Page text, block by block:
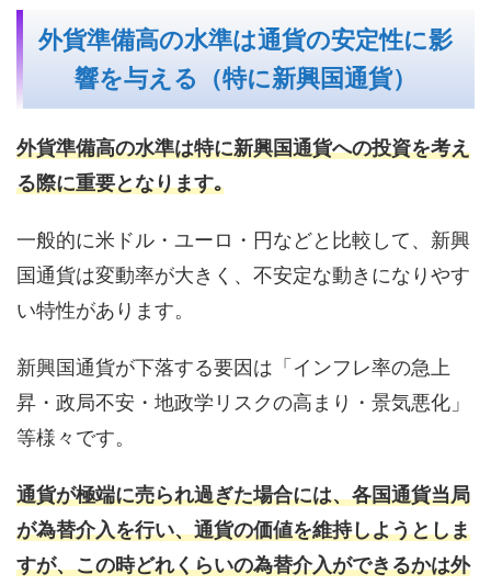
外貨準備高の水準は通貨の安定性に影
響を与える（特に新興国通貨）
外貨準備高の水準は特に新興国通貨への投資を考え
る際に重要となります｡
一般的に米ドル・ユーロ・円などと比較して、新興
国通貨は変動率が大きく、不安定な動きになりやす
い特性があります。
新興国通貨が下落する要因は「インフレ率の急上
昇・政局不安・地政学リスクの高まり・景気悪化」
等様々です。
通貨が極端に売られ過ぎた場合には、各国通貨当局
が為替介入を行い、通貨の価値を維持しようとしま
すが、この時どれくらいの為替介入ができるかは外